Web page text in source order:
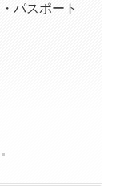
パスポート